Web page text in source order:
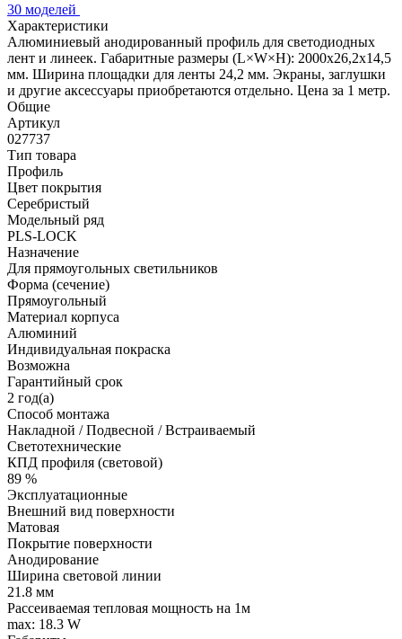
30 моделей
Характеристики
Алюминиевый анодированный профиль для светодиодных
лент и линеек. Габаритные размеры (L×W×H): 2000x26,2x14,5
мм. Ширина площадки для ленты 24,2 мм. Экраны, заглушки
и другие аксессуары приобретаются отдельно. Цена за 1 метр.
Общие
Артикул
027737
Тип товара
Профиль
Цвет покрытия
Серебристый
Модельный ряд
PLS-LOCK
Назначение
Для прямоугольных светильников
Форма (сечение)
Прямоугольный
Материал корпуса
Алюминий
Индивидуальная покраска
Возможна
Гарантийный срок
2 год(а)
Способ монтажа
Накладной / Подвесной / Встраиваемый
Светотехнические
КПД профиля (cветовой)
89 %
Эксплуатационные
Внешний вид поверхности
Матовая
Покрытие поверхности
Анодирование
Ширина световой линии
21.8 мм
Рассеиваемая тепловая мощность на 1м
max: 18.3 W